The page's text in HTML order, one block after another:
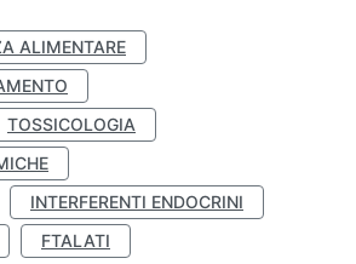
ALIMENTARE
TOSSICOLOGIA
INTERFERENTI ENDOCRINI
FTALATI